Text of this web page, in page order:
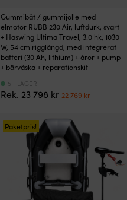
Gummibåt / gummijolle med
elmotor RUBB 230 Air, luftdurk, svart
+ Haswing Ultima Travel, 3.0 hk, 1030
W, 54 cm rigglängd, med integrerat
batteri (30 Ah, lithium) + åror + pump
+ bärväska + reparationskit
Rek. 23 798 kr Det
priset
var:
23
798 kr.
22 769 krDet
769 kr.
5 I LAGER
Paketpris!